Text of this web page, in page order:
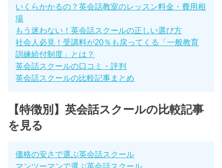
いくらかかるの？英会話教室のレッスン料金・費用相
場
もう迷わない！英会話スクールの正しい選び方
社会人必見！受講料が20％も戻ってくる「一般教育
訓練給付制度」とは？
英会話スクールの口コミ・評判
英会話スクールの比較記事まとめ
【特徴別】英会話スクールの比較記事
を見る
価格の安さで選ぶ英会話スクール
マンツーマンで選ぶ英会話スクール